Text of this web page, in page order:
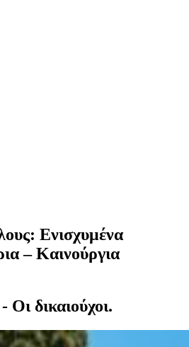
Ενισχυμένα
– Καινούργια
Οι δικαιούχοι.